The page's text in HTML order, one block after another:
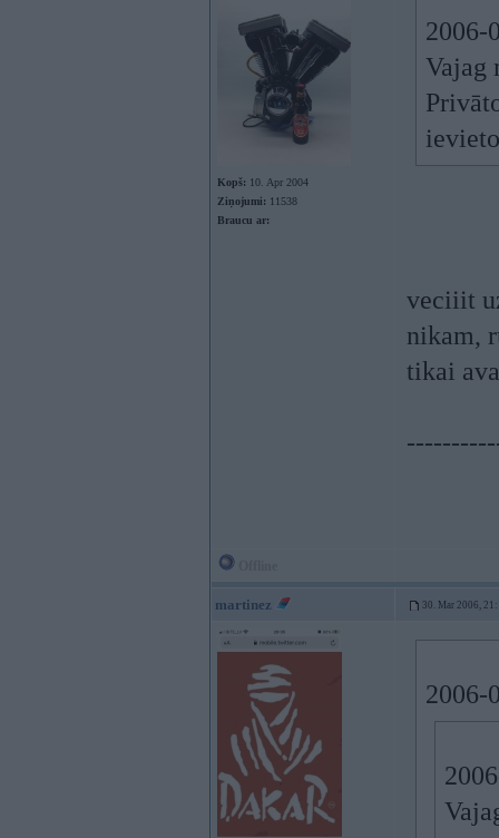
Kopš: 10. Apr 2004
Ziņojumi: 11538
Braucu ar:
2006-
Vajag
veciiit
nikam,
tikai
martinez 30. Mar 2006,
2006-